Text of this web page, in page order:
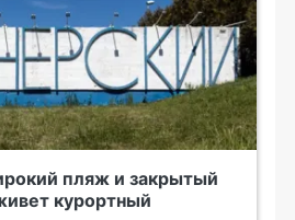
пляж и закрытый
курортный